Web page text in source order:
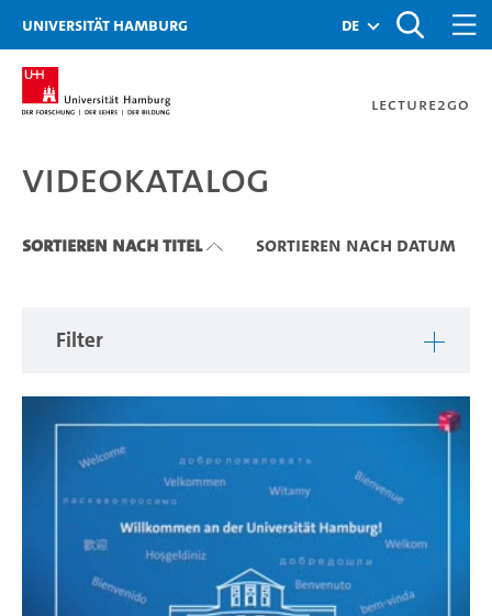
Zu den Filtern
Zur Metanavigation
Zur Hauptnavigation
Zur Suche
Zum Inhalt
Zum Seitenfuss
Universität Hamburg de
Lecture2Go
Videokatalog
Videokatalog
Sortieren nach Titel Sortieren nach Datum
Filter